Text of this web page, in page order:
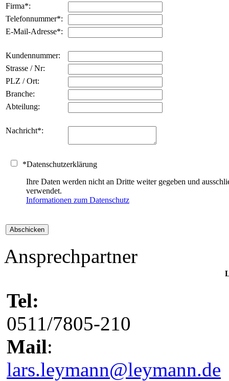
Firma*:
Telefonnummer*:
E-Mail-Adresse*:
Kundennummer:
Strasse / Nr:
PLZ / Ort:
Branche:
Abteilung:
Nachricht*:
*Datenschutzerklärung
Ihre Daten werden nicht an Dritte weiter gegeben und
verwendet.
Informationen zum Datenschutz
Ansprechpartner
Tel:
0511/7805-210
Mail:
lars.leymann@leymann.de